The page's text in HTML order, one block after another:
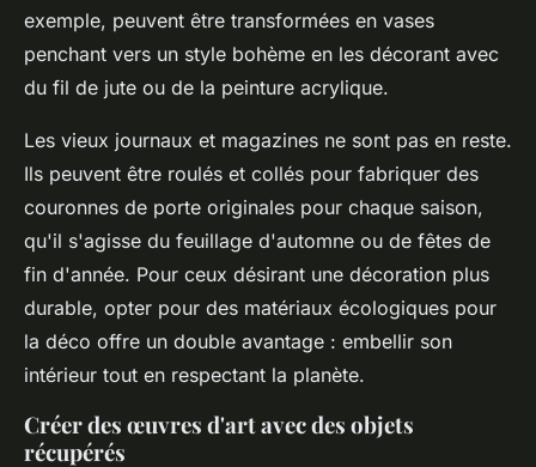
exemple, peuvent être transformées en vases
penchant vers un style bohème en les décorant avec
du fil de jute ou de la peinture acrylique.
Les vieux journaux et magazines ne sont pas en reste.
Ils peuvent être roulés et collés pour fabriquer des
couronnes de porte originales pour chaque saison,
qu'il s'agisse du feuillage d'automne ou de fêtes de
fin d'année. Pour ceux désirant une décoration plus
durable, opter pour des matériaux écologiques pour
la déco offre un double avantage : embellir son
intérieur tout en respectant la planète.
Créer des œuvres d'art avec des objets
récupérés